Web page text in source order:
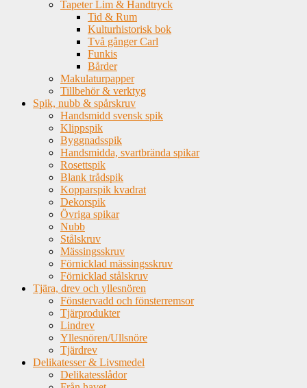
Tapeter Lim & Handtryck
Tid & Rum
Kulturhistorisk bok
Två gånger Carl
Funkis
Bårder
Makulaturpapper
Tillbehör & verktyg
Spik, nubb & spårskruv
Handsmidd svensk spik
Klippspik
Byggnadsspik
Handsmidda, svartbrända spikar
Rosettspik
Blank trådspik
Kopparspik kvadrat
Dekorspik
Övriga spikar
Nubb
Stålskruv
Mässingsskruv
Förnicklad mässingsskruv
Förnicklad stålskruv
Tjära, drev och yllesnören
Fönstervadd och fönsterremsor
Tjärprodukter
Lindrev
Yllesnören/Ullsnöre
Tjärdrev
Delikatesser & Livsmedel
Delikatesslådor